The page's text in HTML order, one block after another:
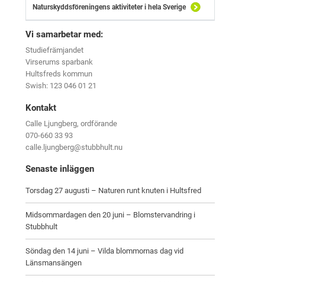
Naturskyddsföreningens aktiviteter i hela Sverige
Vi samarbetar med:
Studiefrämjandet
Virserums sparbank
Hultsfreds kommun
Swish: 123 046 01 21
Kontakt
Calle Ljungberg, ordförande
070-660 33 93
calle.ljungberg@stubbhult.nu
Senaste inläggen
Torsdag 27 augusti – Naturen runt knuten i Hultsfred
Midsommardagen den 20 juni – Blomstervandring i
Stubbhult
Söndag den 14 juni – Vilda blommornas dag vid
Länsmansängen